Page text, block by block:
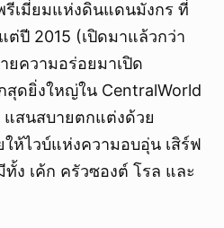
รีเมี่ยมแห่งดินแดนมังกร ที่
ต่ปี 2015 (เปิดมาแล้วกว่า
ยความอร่อยมาเปิด
สุดยิ่งใหญ่ใน CentralWorld
สนสบายตกแต่งด้วย
ให้ไวบ์แห่งความอบอุ่น เสิร์ฟ
ง เค้ก ครัวซองต์ โรล และ